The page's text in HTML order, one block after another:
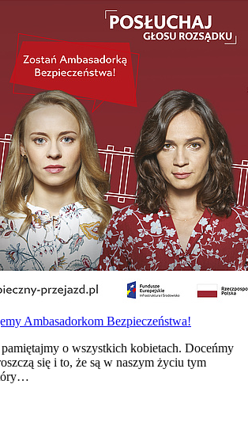
Ambasadorkom Bezpieczeństwa!
o wszystkich kobietach. Doceńmy
się i to, że są w naszym życiu tym